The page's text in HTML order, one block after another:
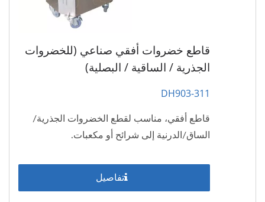
قاطع خضروات أفقي صناعي (للخضروات
الجذرية / الساقية / البصلية)
DH903-311
قاطع أفقي، مناسب لقطع الخضروات الجذرية/
الساق/الدرنية إلى شرائح أو مكعبات.
تفاصيل